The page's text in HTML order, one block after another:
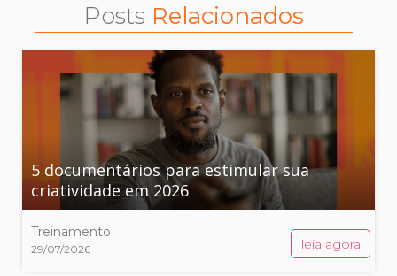
Posts Relacionados
5 documentários para estimular sua
criatividade em 2026
Treinamento
29/07/2026 leia agora